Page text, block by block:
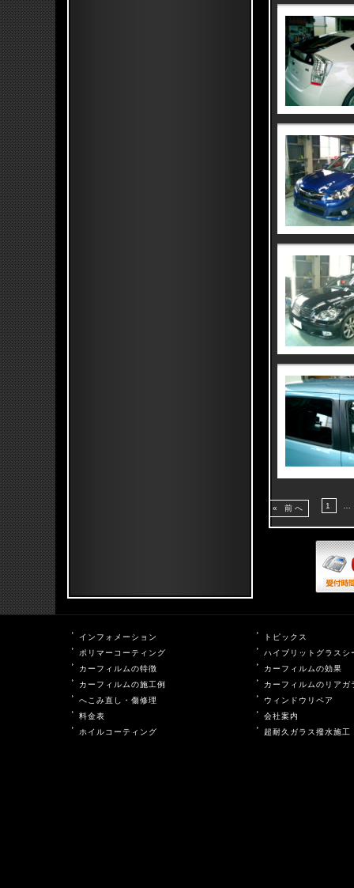
« 前へ 1
インフォメーション
トピックス
ポリマーコーティング
ハイブリットグラスシ
カーフィルムの特徴
カーフィルムの効果
カーフィルムの施工例
カーフィルムのリアガ
へこみ直し・傷修理
ウィンドウリペア
料金表
会社案内
ホイルコーティング
超耐久ガラス撥水施工